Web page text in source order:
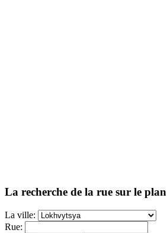
La recherche de la rue sur le plan
La ville:
Rue: